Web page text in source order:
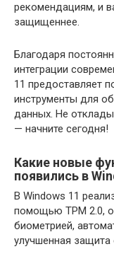
рекомендациям, и
защищеннее.
Благодаря
интеграции
11 предоставляет
инструменты для
данных. Не
— начните сегодня!
Какие новые
появились в
В Windows 11
помощью TPM 2.0,
биометрией,
улучшенная защита